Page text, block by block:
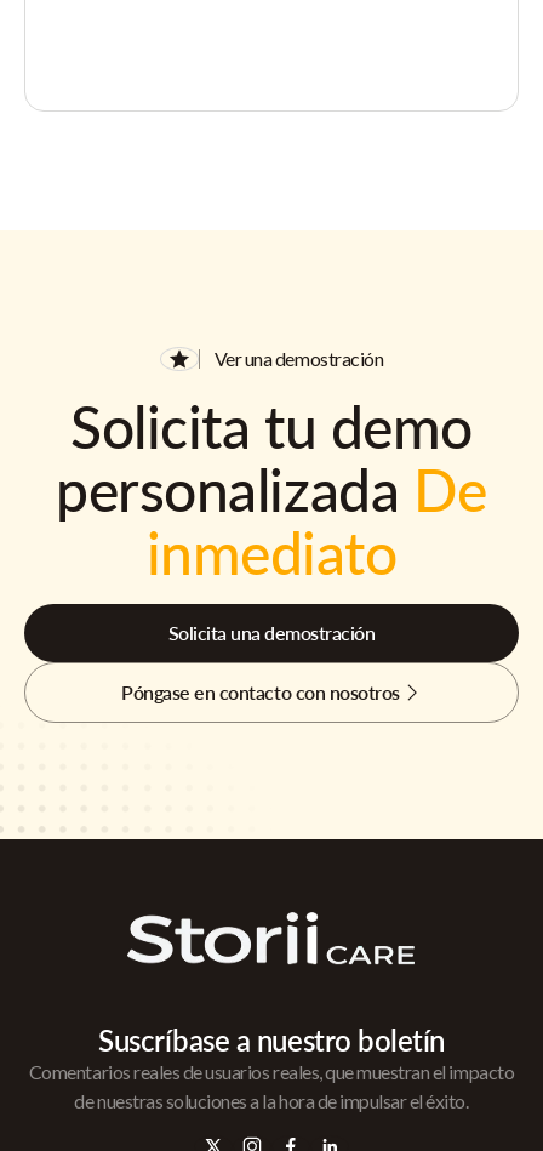
Ver una demostración
Solicita tu demo
personalizada De
inmediato
Solicita una demostración
Póngase en contacto con nosotros
Suscríbase a nuestro boletín
Comentarios reales de usuarios reales, que muestran el impacto
de nuestras soluciones a la hora de impulsar el éxito.